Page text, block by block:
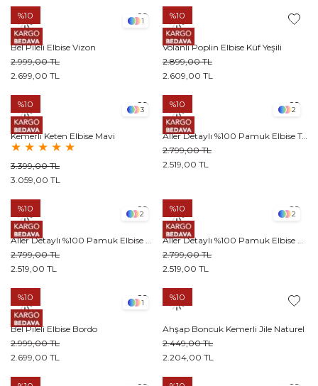
1
Bel Pileli Elbise Vizon
2.699,00 TL
2.999,00 TL
%10
Volanlı Poplin Elbise Küf Yeşili
2.609,00 TL
2.899,00 TL
%10
3
Kemerli Keten Elbise Mavi
★ ★ ★ ★ ★
3.059,00 TL
3.399,00 TL
%10
2
Aller Detaylı %100 Pamuk Elbise Tereyağ Sarısı
2.519,00 TL
2.799,00 TL
%10
2
2.519,00 TL
2.799,00 TL
%10
2
2.519,00 TL
2.799,00 TL
%10
1
Bel Pileli Elbise Bordo
2.699,00 TL
2.999,00 TL
%10
Ahşap Boncuk Kemerli Jile Naturel
2.204,00 TL
2.449,00 TL
%10